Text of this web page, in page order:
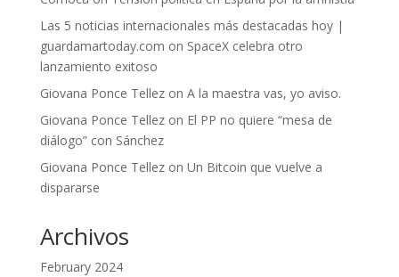
Las 5 noticias internacionales más destacadas hoy |
guardamartoday.com on SpaceX celebra otro
lanzamiento exitoso
Giovana Ponce Tellezon A la maestra vas, yo aviso.
Giovana Ponce Tellezon El PP no quiere “mesa de
diálogo” con Sánchez
Giovana Ponce Tellezon Un Bitcoin que vuelve a
dispararse
Archivos
February 2024